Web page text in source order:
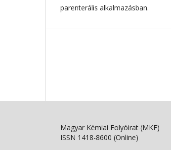
parenterális alkalmazásban.
Magyar Kémiai Folyóirat (MKF)
ISSN 1418-8600 (Online)